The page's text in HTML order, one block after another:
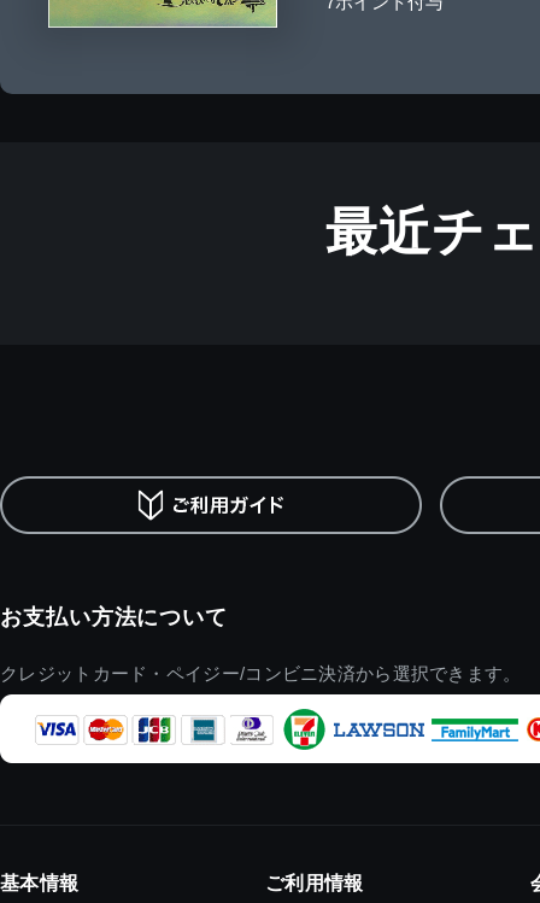
最近チ
お支払い方法について
クレジットカード・ペイジー/コンビニ決済から選択できます。
基本情報 ご利用情報